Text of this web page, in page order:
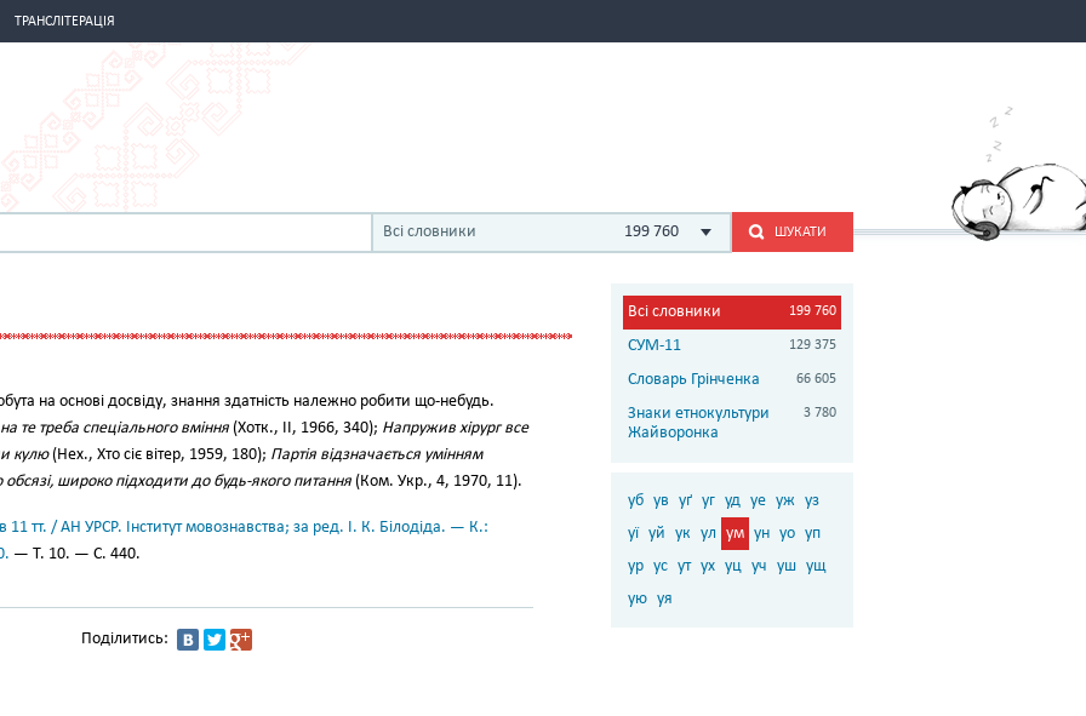
ТРАНСЛІТЕРАЦІЯ
Всі словники 199 760 ШУКАТИ
на основі досвіду, знання здатність належно робити що-небудь.
те треба спеціального вміння (Хотк., II, 1966, 340); Напружив хірург все
кулю(Нех., Хто сіє вітер, 1959, 180); Партія відзначається умінням
широко підходити до будь-якого питання (Ком. Укр., 4, 1970, 11).
11 тт. / АН УРСР. Інститут мовознавства; за ред. І. К. Білодіда. — К.:
— Т. 10. — С. 440.
Поділитись:
Всі словники 199 760
СУМ-11 129 375
Словарь Грінченка 66 605
Знаки етнокультури
Жайворонка
3 780
уб ув уґ уг уд уе уж уз
уї уй ук ул ум ун уо уп
ур ус ут ух уц уч уш ущ
ую уя